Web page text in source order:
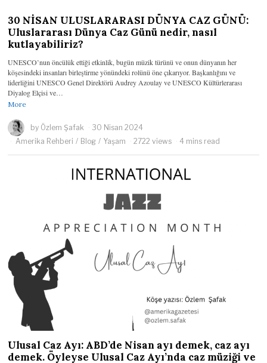
30 NİSAN ULUSLARARASI DÜNYA CAZ GÜNÜ:
Uluslararası Dünya Caz Günü nedir, nasıl
kutlayabiliriz?
UNESCO’nun öncülük ettiği etkinlik, bugün müzik türünü ve onun dünyanın her
köşesindeki insanları birleştirme yönündeki rolünü öne çıkarıyor. Başkanlığını ve
liderliğini UNESCO Genel Direktörü Audrey Azoulay ve UNESCO Kültürlerarası
Diyalog Elçisi ve…
More
by Özlem Şafak
30 Nisan 2024
Amerika Rehberi / Blog / Yaşam 2722 views 4 mins read
Ulusal Caz Ayı: ABD’de Nisan ayı demek, caz ayı
demek. Öyleyse Ulusal Caz Ayı’nda caz müziği ve